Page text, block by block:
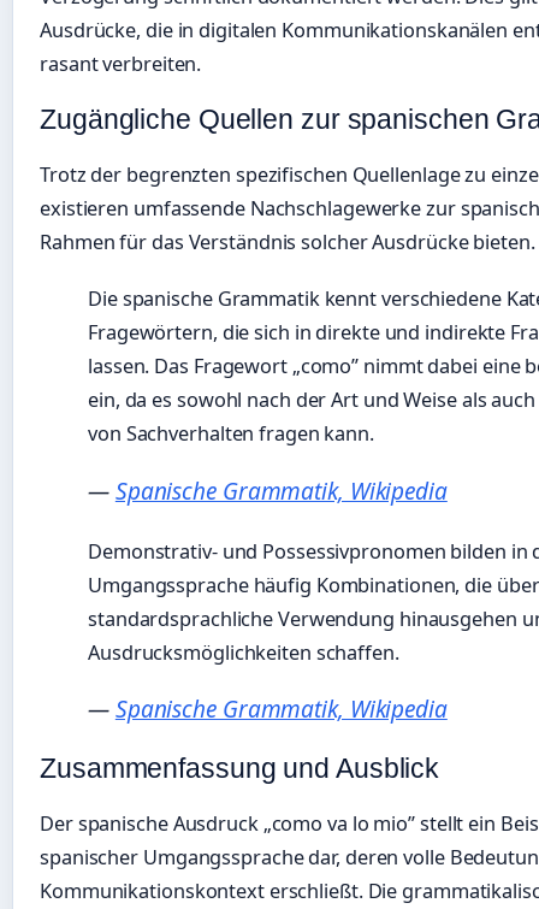
Ausdrücke, die in digitalen Kommunikationskanälen
rasant verbreiten.
Zugängliche Quellen zur spanischen
Trotz der begrenzten spezifischen Quellenlage zu
existieren umfassende Nachschlagewerke zur
Rahmen für das Verständnis solcher Ausdrücke bieten.
Die spanische Grammatik kennt verschiedene
Fragewörtern, die sich in direkte und indirekte
lassen. Das Fragewort „como” nimmt dabei eine
ein, da es sowohl nach der Art und Weise als
von Sachverhalten fragen kann.
—Spanische Grammatik, Wikipedia
Demonstrativ- und Possessivpronomen bilden in
Umgangssprache häufig Kombinationen, die
standardsprachliche Verwendung hinausgehen
Ausdrucksmöglichkeiten schaffen.
—Spanische Grammatik, Wikipedia
Zusammenfassung und Ausblick
Der spanische Ausdruck „como va lo mio” stellt ein
spanischer Umgangssprache dar, deren volle
Kommunikationskontext erschließt. Die